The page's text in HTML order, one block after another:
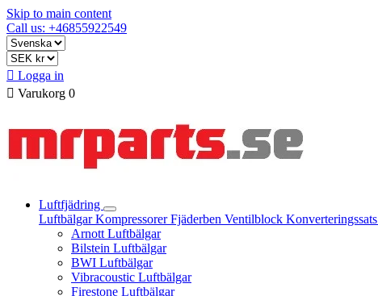
Skip to main content
Call us: +46855922549
 Logga in
 Varukorg 0
Luftfjädring
LuftbälgarKompressorerFjäderben Ventilblock Konverteringssats
Arnott Luftbälgar
Bilstein Luftbälgar
BWI Luftbälgar
Vibracoustic Luftbälgar
Firestone Luftbälgar